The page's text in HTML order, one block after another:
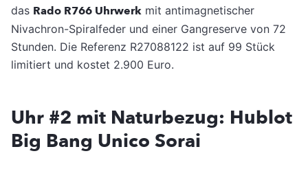
das Rado R766 Uhrwerk mit antimagnetischer
Nivachron-Spiralfeder und einer Gangreserve von 72
Stunden. Die Referenz R27088122 ist auf 99 Stück
limitiert und kostet 2.900 Euro.
Uhr #2 mit Naturbezug: Hublot
Big Bang Unico Sorai